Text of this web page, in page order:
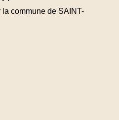
la commune de SAINT-